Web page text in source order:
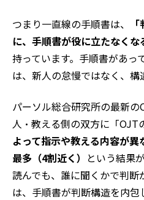
つまり一直線の手順書は、
に、手順書が役に立たなくな
持っています。手順書があっ
は、新人の怠慢ではなく、構
パーソル総合研究所の最新
人・教える側の双方に「OJT
よって指示や教える内容が
最多（4割近く） という結果
読んでも、誰に聞くかで判
は、手順書が判断構造を内